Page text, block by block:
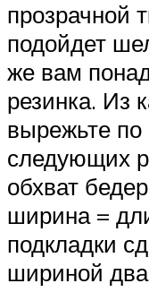
прозрачной
подойдет
же вам
резинка. Из
вырежьте по
следующих
обхват
ширина =
подкладки
шириной